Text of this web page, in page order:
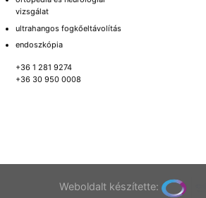
vizsgálat
ultrahangos fogkőeltávolítás
endoszkópia
+36 1 281 9274
+36 30 950 0008
Weboldalt készítette: